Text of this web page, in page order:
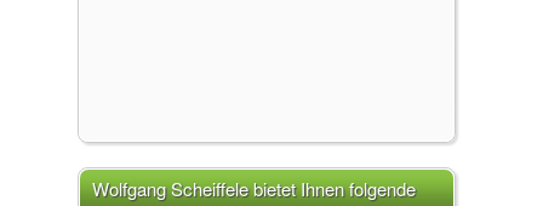
Wolfgang Scheiffele bietet Ihnen folgende